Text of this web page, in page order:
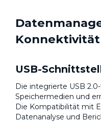
Konnektivität
USB-
Die integrierte USB
Speichermedien und
Die Kompatibilität mit
Datenanalyse und